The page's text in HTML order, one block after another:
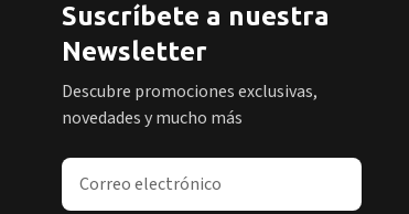
Suscríbete a nuestra
Newsletter
Descubre promociones exclusivas,
novedades y mucho más
Dirección de correo electrónico